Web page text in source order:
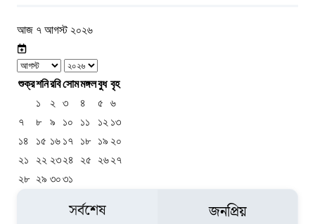
আজ ৭ আগস্ট ২০২৬
শুক্রশনিরবিসোমমঙ্গলবুধ বৃহ
১
২ ৩ ৪ ৫
৬
৭
৮ ৯ ১০ ১১ ১২ ১৩
১৪
১৫ ১৬ ১৭ ১৮ ১৯ ২০
২১
২২ ২৩২৪ ২৫ ২৬২৭
২৮ ২৯ ৩০৩১
সর্বশেষ জনপ্রিয়